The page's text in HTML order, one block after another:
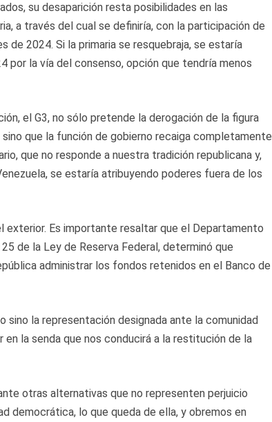
su desaparición resta posibilidades en las
a través del cual se definiría, con la participación de
de 2024. Si la primaria se resquebraja, se estaría
por la vía del consenso, opción que tendría menos
el G3, no sólo pretende la derogación de la figura
que la función de gobierno recaiga completamente
que no responde a nuestra tradición republicana y,
se estaría atribuyendo poderes fuera de los
exterior. Es importante resaltar que el Departamento
de la Ley de Reserva Federal, determinó que
administrar los fondos retenidos en el Banco de
sino la representación designada ante la comunidad
la senda que nos conducirá a la restitución de la
otras alternativas que no representen perjuicio
democrática, lo que queda de ella, y obremos en